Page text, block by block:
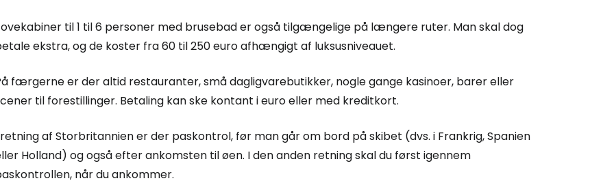
til 1 til 6 personer med brusebad er også tilgængelige på længere ruter. Man skal dog
ekstra, og de koster fra 60 til 250 euro afhængigt af luksusniveauet.
færgerne er der altid restauranter, små dagligvarebutikker, nogle gange kasinoer, barer eller
til forestillinger. Betaling kan ske kontant i euro eller med kreditkort.
af Storbritannien er der paskontrol, før man går om bord på skibet (dvs. i Frankrig, Spanien
Holland) og også efter ankomsten til øen. I den anden retning skal du først igennem
når du ankommer.